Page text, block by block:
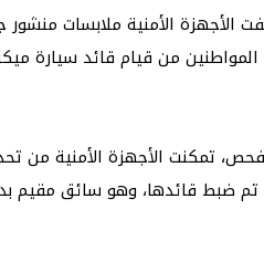
الأجهزة الأمنية ملابسات
المواطنين من قيام قائد سيارة
تمكنت الأجهزة الأمنية من
تم ضبط قائدها، وهو سائق مقيم